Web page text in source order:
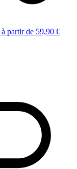
à partir de 59,90 €